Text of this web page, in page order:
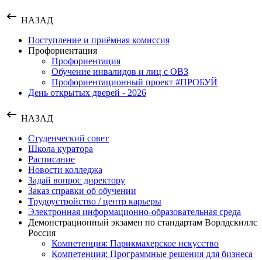
НАЗАД
Поступление и приёмная комиссия
Профориентация
Профориентация
Обучение инвалидов и лиц с ОВЗ
Профориентационный проект #ПРОБУЙ
День открытых дверей - 2026
НАЗАД
Студенческий совет
Школа куратора
Расписание
Новости колледжа
Задай вопрос директору
Заказ справки об обучении
Трудоустройство / центр карьеры
Электронная информационно-образовательная среда
Демонстрационный экзамен по стандартам Ворлдскиллс
Россия
Компетенция: Парикмахерское искусство
Компетенция: Программные решения для бизнеса